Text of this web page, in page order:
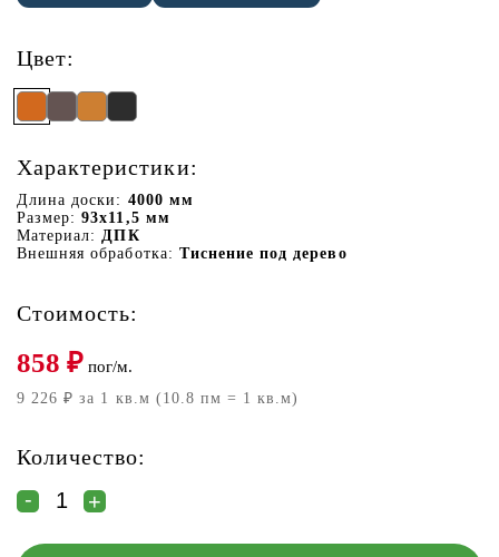
Цвет:
Характеристики:
Длина доски: 4000 мм
Размер: 93х11,5 мм
Материал: ДПК
Внешняя обработка: Тиснение под дерево
Стоимость:
858 ₽ пог/м.
9 226 ₽ за 1 кв.м (10.8 пм = 1 кв.м)
Количество: